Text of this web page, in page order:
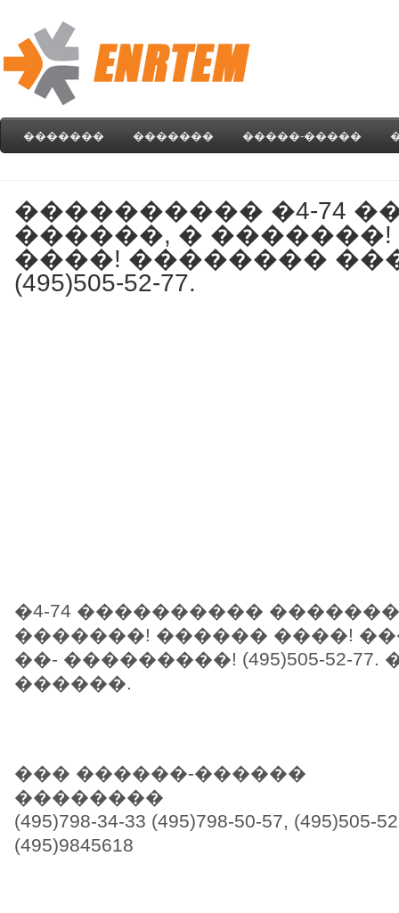
������� ������� �����-�����
���������� �4-74
������, �
����! ��������
(495)505-52-77.
�4-74 ����������
�������! ������ ����!
��- ���������! (495)505-52-
������.
��� ������-������
��������
(495)798-34-33 (495)798-50-57, (495)505-
(495)9845618